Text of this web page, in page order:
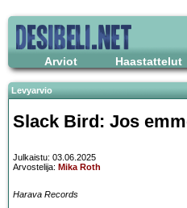
Arviot Haastattelut
Levyarvio
Slack Bird: Jos
Julkaistu: 03.06.2025
Arvostelija: Mika Roth
Harava Records